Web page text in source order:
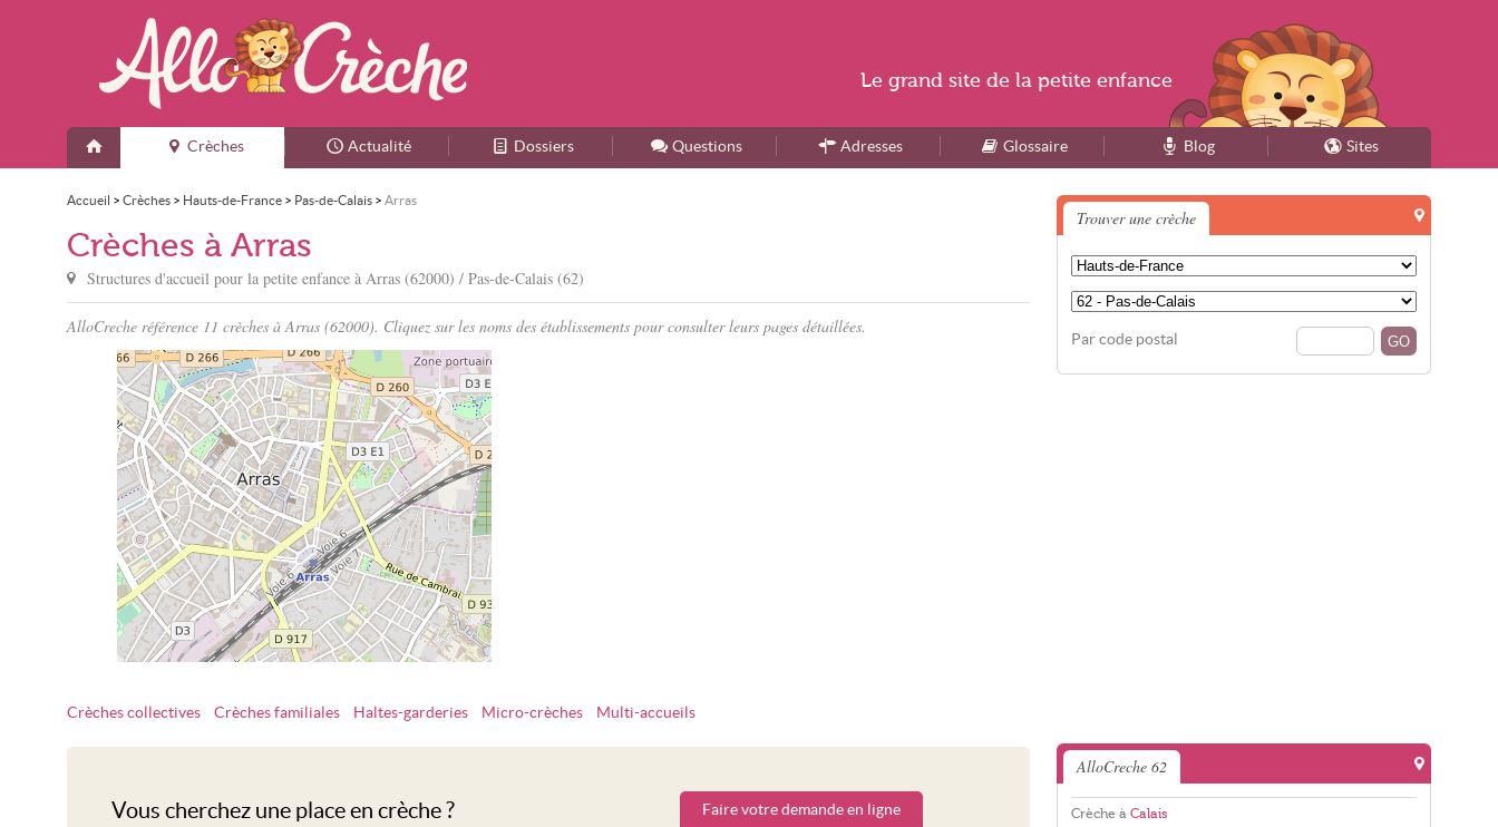
Accueil
Crèches Actualité Dossiers Questions Adresses Glossaire Blog Sites
Accueil > Crèches > Hauts-de-France > Pas-de-Calais > Arras
Crèches à Arras
Structures d'accueil pour la petite enfance à Arras (62000) / Pas-de-Calais (62)
AlloCreche référence 11 crèches à Arras (62000). Cliquez sur les noms des établissements pour consulter leurs pages détaillées.
Crèche Arras
Crèches collectives Crèches familiales Haltes-garderies Micro-crèches Multi-accueils
Vous cherchez une place en crèche ? Faire votre demande en ligne
Trouver une crèche
Par code postal
AlloCreche 62
Crèche à Calais
Le grand site de la petite enfance